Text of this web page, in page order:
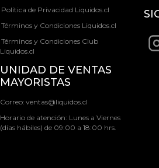
Política de Privacidad Liquidos.cl
Términos y Condiciones Liquidos.cl
Términos y Condiciones Club
Liquidos.cl
UNIDAD DE VENTAS
MAYORISTAS
Correo: ventas@liquidos.cl
Horario de atención: Lunes a Viernes
(días hábiles) de 09:00 a 18:00 hrs.